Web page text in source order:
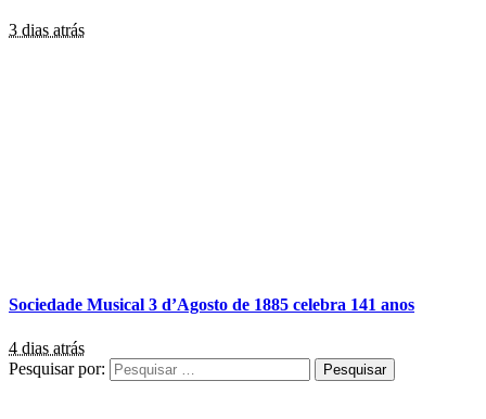
3 dias atrás
Sociedade Musical 3 d’Agosto de 1885 celebra 141 anos
4 dias atrás
Pesquisar por: